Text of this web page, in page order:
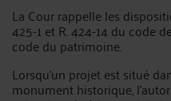
La Cour rappelle les
425-1 et R. 424-14 du code
code du patrimoine.
Lorsqu'un projet est situé
monument historique,